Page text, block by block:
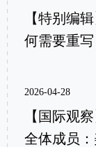
【特别编
何需要重写
2026-04-28
【国际观
全体成员